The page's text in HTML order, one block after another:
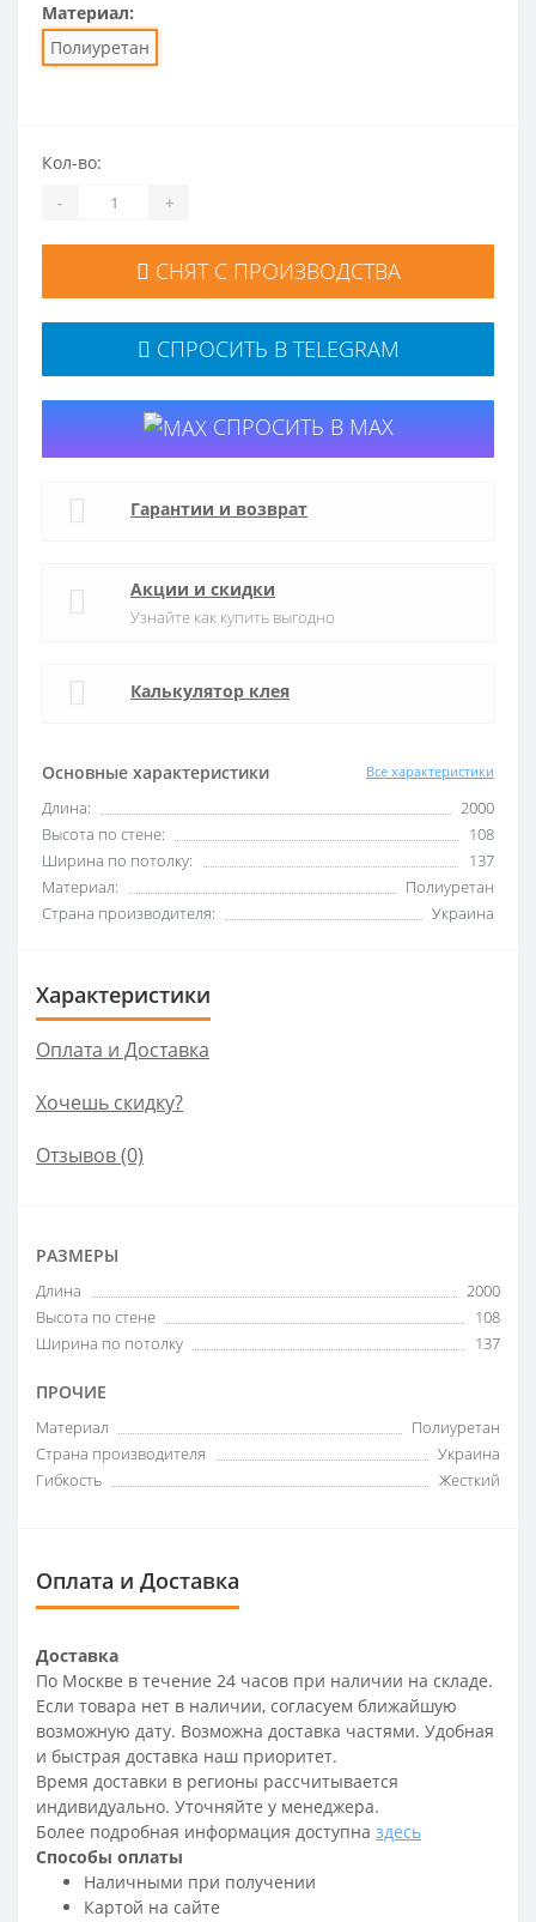
Материал:
Полиуретан
Основные характеристики Все характеристики
Длина:
2000
Высота по стене:
108
Ширина по потолку:
137
Материал:
Полиуретан
Страна производителя:
Украина
Кол-во:
- +
СНЯТ С ПРОИЗВОДСТВА
СПРОСИТЬ В TELEGRAM
СПРОСИТЬ В MAX
Гарантии и возврат
Акции и скидки
Узнайте как купить выгодно
Калькулятор клея
Характеристики
Оплата и Доставка
Хочешь скидку?
Отзывов (0)
РАЗМЕРЫ
Длина
2000
Высота по стене
108
Ширина по потолку
137
ПРОЧИЕ
Материал
Полиуретан
Страна производителя
Украина
Гибкость
Жесткий
Оплата и Доставка
Доставка
По Москве в течение 24 часов при наличии на складе.
Если товара нет в наличии, согласуем ближайшую
возможную дату. Возможна доставка частями. Удобная
и быстрая доставка наш приоритет.
Время доставки в регионы рассчитывается
индивидуально. Уточняйте у менеджера.
Более подробная информация доступна здесь
Способы оплаты
Наличными при получении
Картой на сайте